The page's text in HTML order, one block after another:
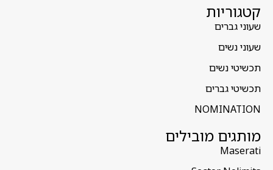
קטגוריות
שעוני גברים
שעוני נשים
תכשיטי נשים
תכשיטי גברים
NOMINATION
מותגים מובילים
Maserati